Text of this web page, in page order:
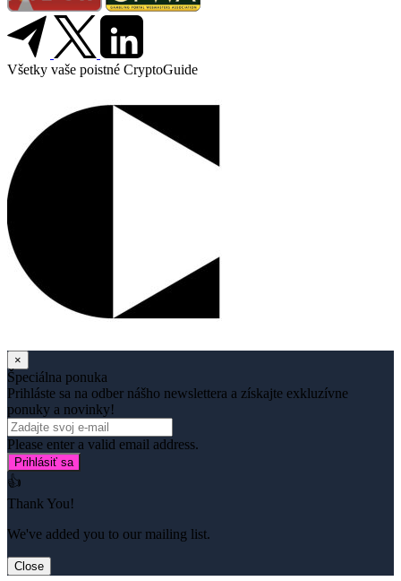
Všetky vaše poistné CryptoGuide
×
Špeciálna ponuka
Prihláste sa na odber nášho newslettera a získajte exkluzívne
ponuky a novinky!
Please enter a valid email address.
Prihlásiť sa
👍
Thank You!
We've added you to our mailing list.
Close